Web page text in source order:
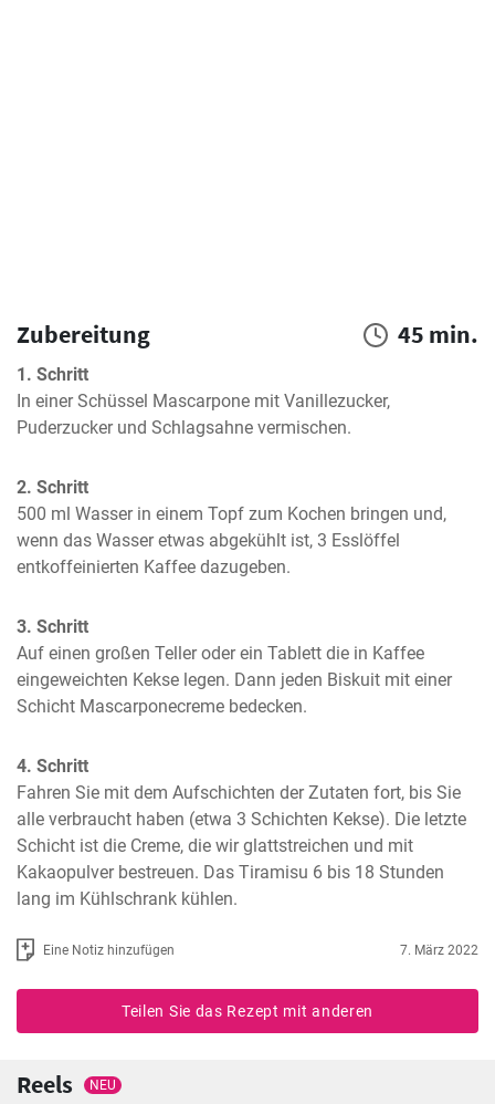
Zubereitung 45 min.
1. Schritt
In einer Schüssel Mascarpone mit Vanillezucker,
Puderzucker und Schlagsahne vermischen.
2. Schritt
500 ml Wasser in einem Topf zum Kochen bringen und,
wenn das Wasser etwas abgekühlt ist, 3 Esslöffel
entkoffeinierten Kaffee dazugeben.
3. Schritt
Auf einen großen Teller oder ein Tablett die in Kaffee
eingeweichten Kekse legen. Dann jeden Biskuit mit einer
Schicht Mascarponecreme bedecken.
4. Schritt
Fahren Sie mit dem Aufschichten der Zutaten fort, bis Sie
alle verbraucht haben (etwa 3 Schichten Kekse). Die letzte
Schicht ist die Creme, die wir glattstreichen und mit
Kakaopulver bestreuen. Das Tiramisu 6 bis 18 Stunden
lang im Kühlschrank kühlen.
Eine Notiz hinzufügen 7. März 2022
Teilen Sie das Rezept mit anderen
Reels NEU